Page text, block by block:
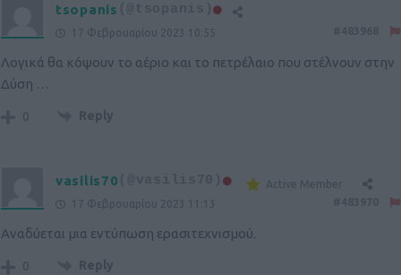
tsopanis (@tsopanis)
17 Φεβρουαρίου 2023 10:55
Λογικά θα κόψουν το αέριο και το πετρέλαιο που στέλνουν στην
Δύση …
0 Reply
vasilis70
Active Member
17 Φεβρουαρίου 2023 11:13
Αναδύεται μια εντύπωση ερασιτεχνισμού.
0 Reply